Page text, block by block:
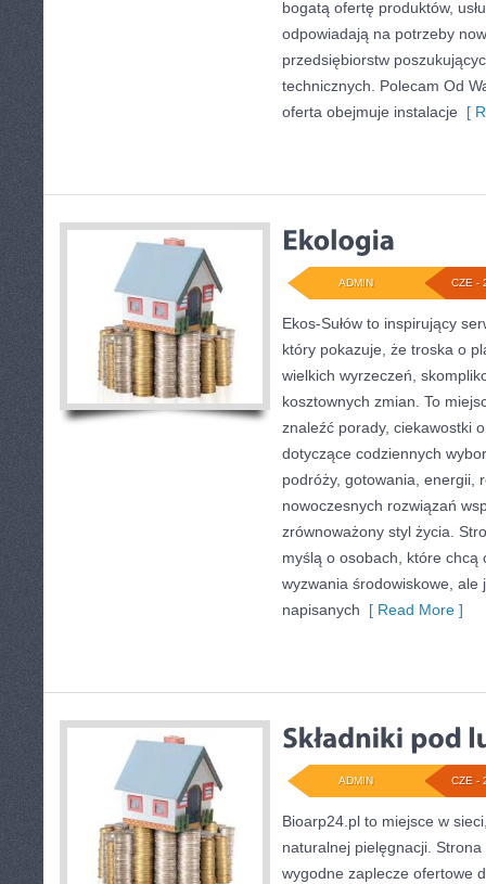
bogatą ofertę produktów,
odpowiadają na potrzeby
przedsiębiorstw
technicznych. Polecam Od
oferta obejmuje instalacje [
CZE -
ADMIN
Ekos-Sułów to inspirujący
który pokazuje, że troska o
wielkich wyrzeczeń,
kosztownych zmian. To
znaleźć porady, ciekawostki
dotyczące codziennych
podróży, gotowania, energii,
nowoczesnych rozwiązań
zrównoważony styl życia.
myślą o osobach, które chcą
wyzwania środowiskowe, ale
napisanych [ Read More ]
CZE -
ADMIN
Bioarp24.pl to miejsce w
naturalnej pielęgnacji.
wygodne zaplecze ofertowe